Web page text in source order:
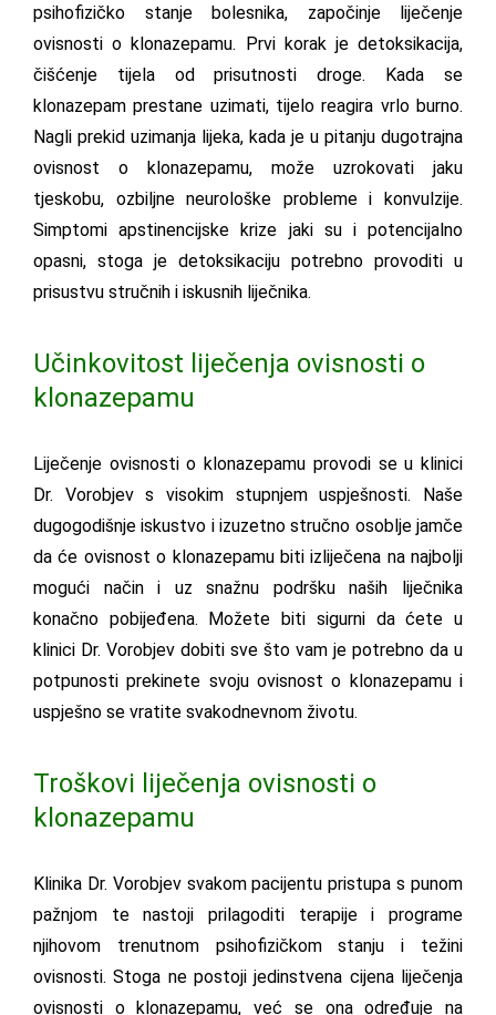
psihofizičko stanje bolesnika, započinje liječenje
ovisnosti o klonazepamu. Prvi korak je detoksikacija,
čišćenje tijela od prisutnosti droge. Kada se
klonazepam prestane uzimati, tijelo reagira vrlo burno.
Nagli prekid uzimanja lijeka, kada je u pitanju dugotrajna
ovisnost o klonazepamu, može uzrokovati jaku
tjeskobu, ozbiljne neurološke probleme i konvulzije.
Simptomi apstinencijske krize jaki su i potencijalno
opasni, stoga je detoksikaciju potrebno provoditi u
prisustvu stručnih i iskusnih liječnika.
Učinkovitost liječenja ovisnosti o
klonazepamu
Liječenje ovisnosti o klonazepamu provodi se u klinici
Dr. Vorobjev s visokim stupnjem uspješnosti. Naše
dugogodišnje iskustvo i izuzetno stručno osoblje jamče
da će ovisnost o klonazepamu biti izliječena na najbolji
mogući način i uz snažnu podršku naših liječnika
konačno pobijeđena. Možete biti sigurni da ćete u
klinici Dr. Vorobjev dobiti sve što vam je potrebno da u
potpunosti prekinete svoju ovisnost o klonazepamu i
uspješno se vratite svakodnevnom životu.
Troškovi liječenja ovisnosti o
klonazepamu
Klinika Dr. Vorobjev svakom pacijentu pristupa s punom
pažnjom te nastoji prilagoditi terapije i programe
njihovom trenutnom psihofizičkom stanju i težini
ovisnosti. Stoga ne postoji jedinstvena cijena liječenja
ovisnosti o klonazepamu, već se ona određuje na